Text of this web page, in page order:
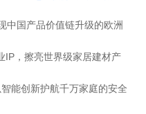
中国产品价值链升级的欧洲
IP，擦亮世界级家居建材产
能创新护航千万家庭的安全